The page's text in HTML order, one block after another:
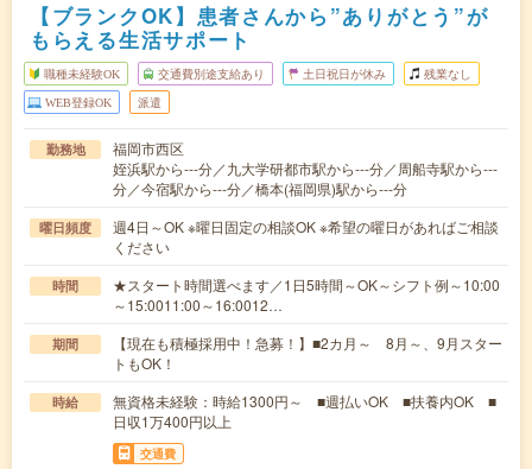
【ブランクOK】患者さんから”ありがとう”が
もらえる生活サポート
職種未経験OK 交通費別途支給あり 土日祝日が休み 残業なし
WEB登録OK 派遣
勤務地
福岡市西区
姪浜駅から---分／九大学研都市駅から---分／周船寺駅から---
分／今宿駅から---分／橋本(福岡県)駅から---分
曜日頻度
週4日～OK ※曜日固定の相談OK ※希望の曜日があればご相談
ください
時間
★スタート時間選べます／1日5時間～OK～シフト例～10:00
～15:0011:00～16:0012…
期間
【現在も積極採用中！急募！】■2カ月～ 8月～、9月スター
トもOK！
時給
無資格未経験：時給1300円～ ■週払いOK ■扶養内OK ■
日収1万400円以上
交通費